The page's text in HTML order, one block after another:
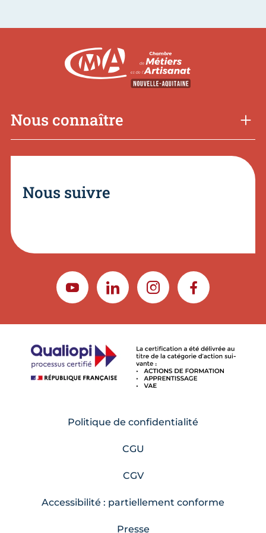
Nous connaître
Nous suivre
YOUTUBELINKEDININSTAGRAMFACEBOOK
Politique de confidentialité
CGU
CGV
Accessibilité : partiellement conforme
Presse